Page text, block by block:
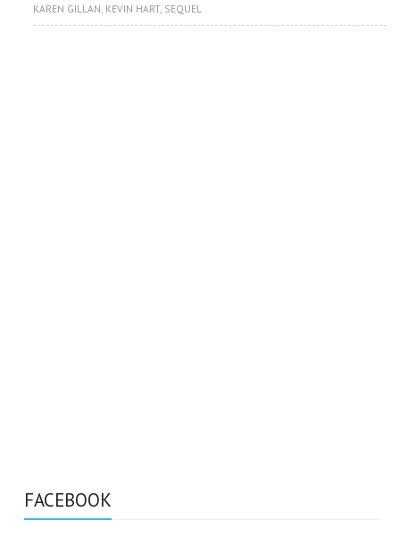
KAREN GILLAN KEVIN HART, SEQUEL
FACEBOOK